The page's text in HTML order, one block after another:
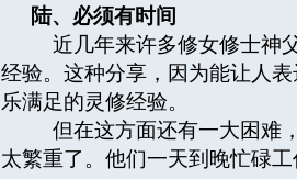
陆、必须有时间
近几年来许多修女修士神
经验。这种分享，因为能让人
乐满足的灵修经验。
但在这方面还有一大困难
太繁重了。他们一天到晚忙碌